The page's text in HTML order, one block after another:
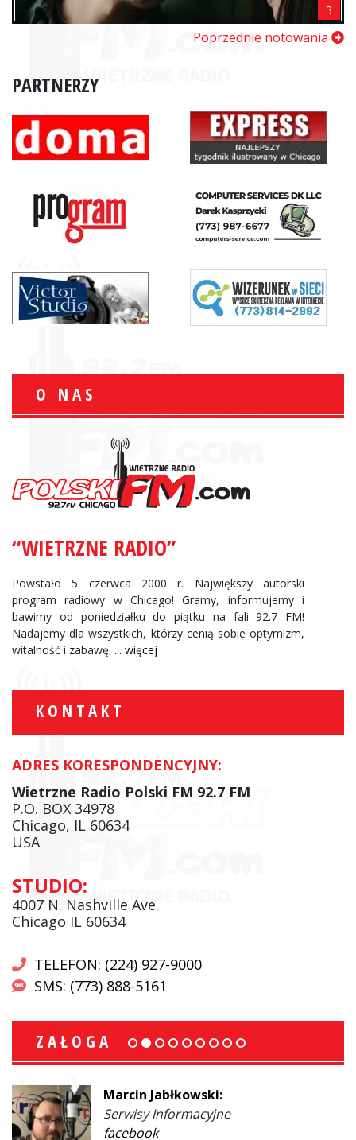
3
Poprzednie notowania
PARTNERZY
O NAS
“WIETRZNE RADIO”
Powstało 5 czerwca 2000 r. Największy autorski
program radiowy w Chicago! Gramy, informujemy i
bawimy od poniedziałku do piątku na fali 92.7 FM!
Nadajemy dla wszystkich, którzy cenią sobie optymizm,
witalność i zabawę. ... więcej
KONTAKT
ADRES KORESPONDENCYJNY:
Wietrzne Radio Polski FM 92.7 FM
P.O. BOX 34978
Chicago, IL 60634
USA
STUDIO:
4007 N. Nashville Ave.
Chicago IL 60634
TELEFON: (224) 927-9000
SMS: (773) 888-5161
ZAŁOGA
Marcin Jabłkowski:
Serwisy Informacyjne
facebook